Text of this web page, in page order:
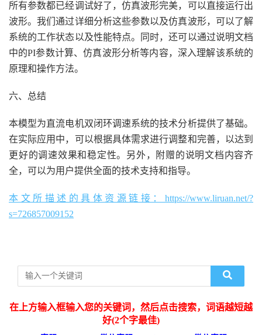
所有参数都已经调试好了，仿真波形完美，可以直接运行出
波形。我们通过详细分析这些参数以及仿真波形，可以了解
系统的工作状态以及性能特点。同时，还可以通过说明文档
中的PI参数计算、仿真波形分析等内容，深入理解该系统的
原理和操作方法。
六、总结
本模型为直流电机双闭环调速系统的技术分析提供了基础。
在实际应用中，可以根据具体需求进行调整和完善，以达到
更好的调速效果和稳定性。另外，附赠的说明文档内容齐
全，可以为用户提供全面的技术支持和指导。
本文所描述的具体资源链接：https://www.liruan.net/?
s=726857009152
在上方输入框输入您的关键词，然后点击搜索，词语越短越
好(2个字最佳)